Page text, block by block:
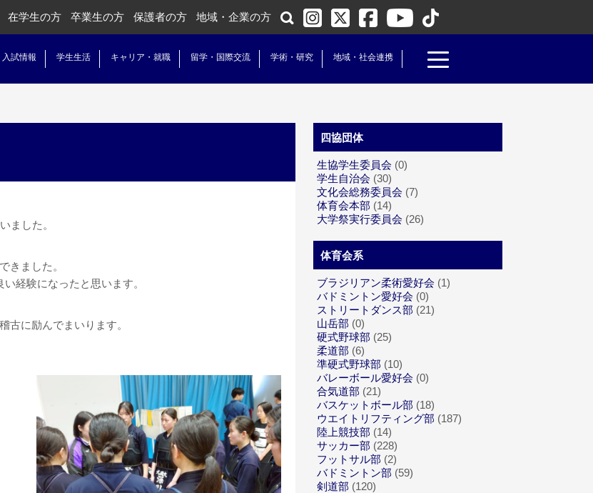
在学生の方 卒業生の方 保護者の方 地域・企業の方
入試情報 学生生活 キャリア・就職 留学・国際交流 学術・研究 地域・社会連携
ました。
きました。
い経験になったと思います。
古に励んでまいります。
四協団体
生協学生委員会 (0)
学生自治会 (30)
文化会総務委員会 (7)
体育会本部 (14)
大学祭実行委員会 (26)
体育会系
ブラジリアン柔術愛好会 (1)
バドミントン愛好会 (0)
ストリートダンス部 (21)
山岳部 (0)
硬式野球部 (25)
柔道部 (6)
準硬式野球部 (10)
バレーボール愛好会 (0)
合気道部 (21)
バスケットボール部 (18)
ウエイトリフティング部 (187)
陸上競技部 (14)
サッカー部 (228)
フットサル部 (2)
バドミントン部 (59)
剣道部 (120)